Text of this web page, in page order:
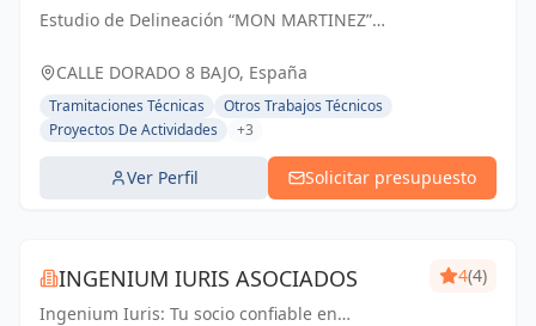
Estudio de Delineación “MON MARTINEZ”
de 25 años de experiencia. Entendemos
nuestro trabajo, como parte importante de
un trabajo...
CALLE DORADO 8 BAJO, España
Tramitaciones Técnicas
Otros Trabajos Técnicos
Proyectos De Actividades
+3
Ver Perfil Solicitar presupuesto
INGENIUM IURIS ASOCIADOS
Ingenium Iuris: Tu socio confiable en
4(4)